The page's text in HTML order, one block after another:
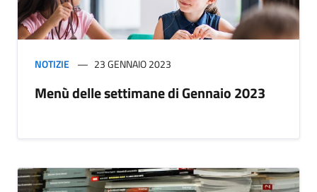
NOTIZIE 23 GENNAIO 2023
Menù delle settimane di Gennaio 2023